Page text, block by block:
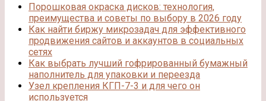
Порошковая окраска дисков: технология,
преимущества и советы по выбору в 2026 году
Как найти биржу микрозадач для эффективного
продвижения сайтов и аккаунтов в социальных
сетях
Как выбрать лучший гофрированный бумажный
наполнитель для упаковки и переезда
Узел крепления КГП-7-3 и для чего он
используется